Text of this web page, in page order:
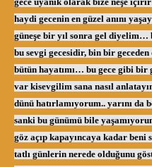
haydi gecenin en güzel anını
güneşe bir yıl sonra gel diyelim…
bu sevgi gecesidir, bin bir geceden
bütün hayatımı… bu gece gibi bir
var kisevgilim sana nasıl
dünü hatırlamıyorum.. yarını da
sanki bu günümü bile
göz açıp kapayıncaya kadar
tatlı günlerin nerede olduğunu